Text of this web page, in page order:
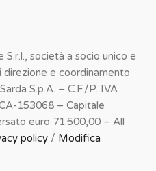
società a socio unico e
e coordinamento
S.p.A. – C.F./P. IVA
153068 – Capitale
euro 71.500,00 – All
policy / Modifica